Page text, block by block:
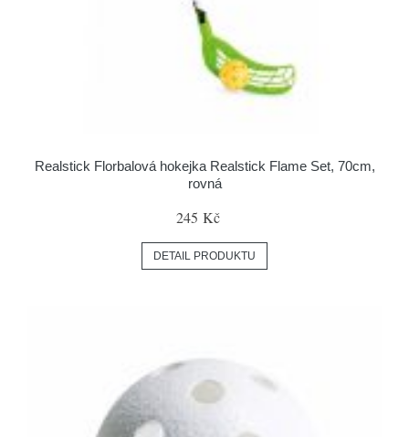
Realstick Florbalová hokejka Realstick Flame Set, 70cm,
rovná
245 Kč
DETAIL PRODUKTU